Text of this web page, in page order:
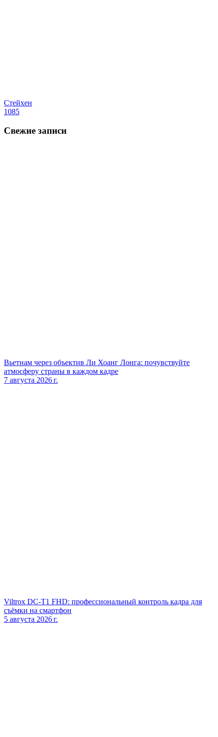
Стейхен
1085
Свежие записи
Вьетнам через объектив Ли Хоанг Лонга: почувствуйте
атмосферу страны в каждом кадре
7 августа 2026 г.
Viltrox DC‑T1 FHD: профессиональный контроль кадра для
съёмки на смартфон
5 августа 2026 г.